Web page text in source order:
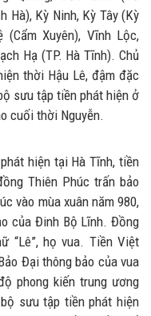
Hà), Kỳ Ninh, Kỳ Tây (Kỳ
(Cẩm Xuyên), Vĩnh Lộc,
Hạ (TP. Hà Tĩnh). Chủ
thời Hậu Lê, đậm đặc
sưu tập tiền phát hiện ở
cuối thời Nguyễn.
hiện tại Hà Tĩnh, tiền
Thiên Phúc trấn bảo
vào mùa xuân năm 980,
của Đinh Bộ Lĩnh. Đồng
“Lê”, họ vua. Tiền Việt
Đại thông bảo của vua
phong kiến trung ương
sưu tập tiền phát hiện